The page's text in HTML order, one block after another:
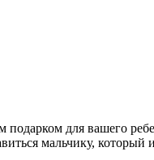
для вашего
мальчику, который